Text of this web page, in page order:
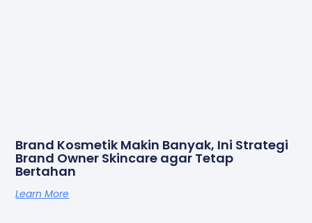
Brand Kosmetik Makin Banyak, Ini Strategi
Brand Owner Skincare agar Tetap
Bertahan
Learn More